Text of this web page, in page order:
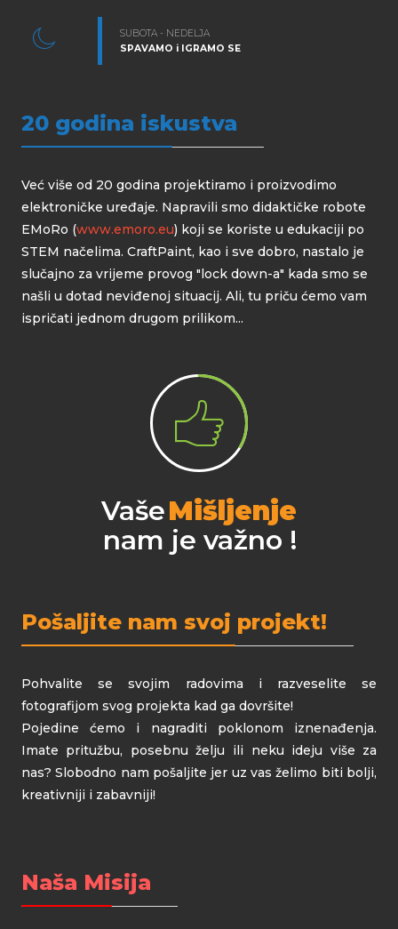
SUBOTA - NEDELJA
SPAVAMO i IGRAMO SE
20 godina iskustva
Već više od 20 godina projektiramo i proizvodimo
elektroničke uređaje. Napravili smo didaktičke robote
EMoRo (www.emoro.eu) koji se koriste u edukaciji po
STEM načelima. CraftPaint, kao i sve dobro, nastalo je
slučajno za vrijeme provog "lock down-a" kada smo se
našli u dotad neviđenoj situacij. Ali, tu priču ćemo vam
ispričati jednom drugom prilikom...
VašeMišljenje
nam je važno !
Pošaljite nam svoj projekt!
Pohvalite se svojim radovima i razveselite se
fotografijom svog projekta kad ga dovršite!
Pojedine ćemo i nagraditi poklonom iznenađenja.
Imate pritužbu, posebnu želju ili neku ideju više za
nas? Slobodno nam pošaljite jer uz vas želimo biti bolji,
kreativniji i zabavniji!
Naša Misija